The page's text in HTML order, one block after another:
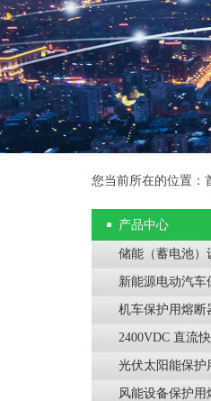
您当前所在的位置：
产品中心
储能（蓄电池）
新能源电动汽车
机车保护用熔断
2400VDC 直流
光伏太阳能保护
风能设备保护用